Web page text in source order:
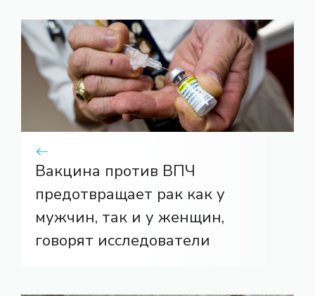
Вакцина против ВПЧ
предотвращает рак как у
мужчин, так и у женщин,
говорят исследователи